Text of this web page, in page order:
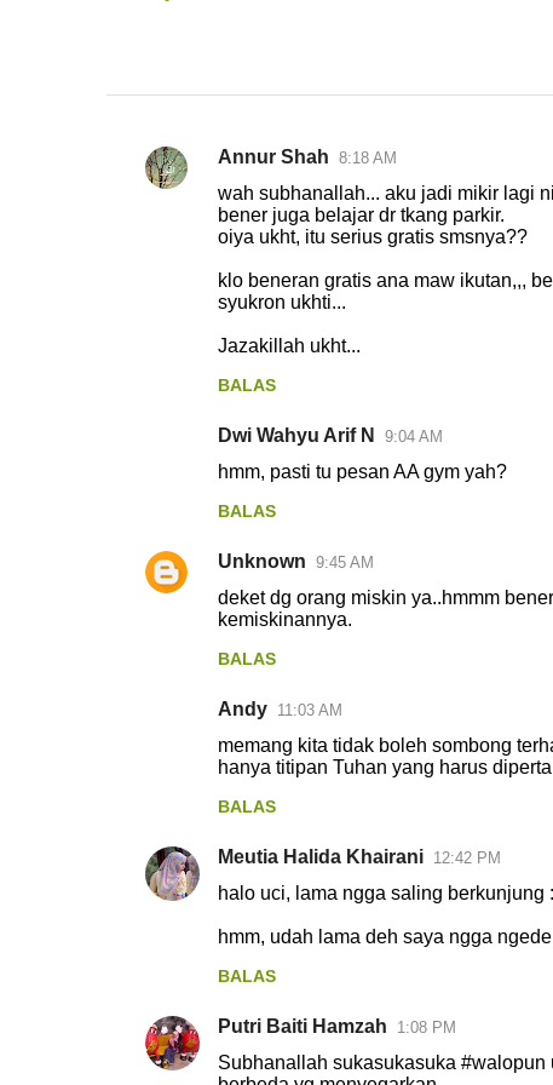
K
Annur Shah 8:18 AM
wah subhanallah... aku jadi mikir lagi
bener juga belajar dr tkang parkir.
oiya ukht, itu serius gratis smsnya??
klo beneran gratis ana maw ikutan,,,
syukron ukhti...
Jazakillah ukht...
BALAS
Dwi Wahyu Arif N 9:04 AM
hmm, pasti tu pesan AA gym yah?
BALAS
Unknown 9:45 AM
deket dg orang miskin ya..hmmm
kemiskinannya.
BALAS
Andy 11:03 AM
memang kita tidak boleh sombong
hanya titipan Tuhan yang harus
BALAS
Meutia Halida Khairani 12:42 PM
halo uci, lama ngga saling berkunjung
hmm, udah lama deh saya ngga
BALAS
Putri Baiti Hamzah 1:08 PM
Subhanallah sukasukasuka